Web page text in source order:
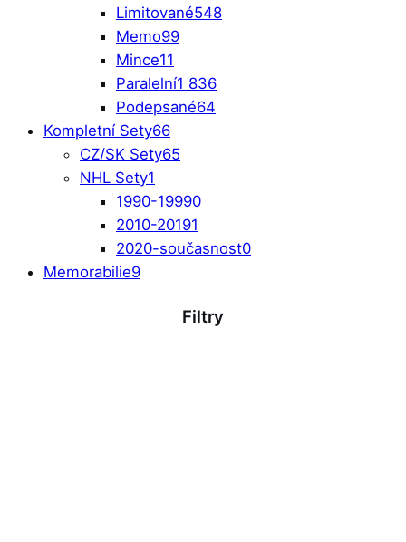
Limitované548
Memo99
Mince11
Paralelní1 836
Podepsané64
Kompletní Sety66
CZ/SK Sety65
NHL Sety1
1990-19990
2010-20191
2020-současnost0
Memorabilie9
Filtry